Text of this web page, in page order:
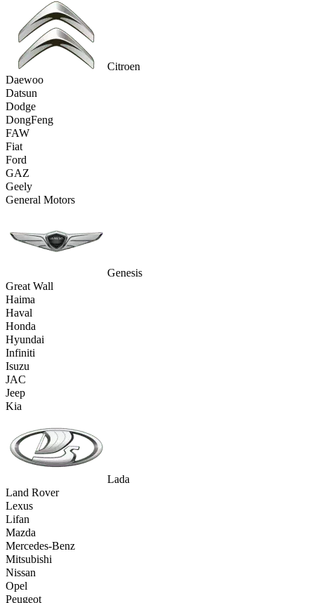
Citroen
Daewoo
Datsun
Dodge
DongFeng
FAW
Fiat
Ford
GAZ
Geely
General Motors
Genesis
Great Wall
Haima
Haval
Honda
Hyundai
Infiniti
Isuzu
JAC
Jeep
Kia
Lada
Land Rover
Lexus
Lifan
Mazda
Mercedes-Benz
Mitsubishi
Nissan
Opel
Peugeot